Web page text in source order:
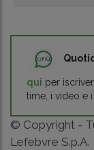
qui per
time, i video e
© Copyright -
Lefebvre S.p.A.